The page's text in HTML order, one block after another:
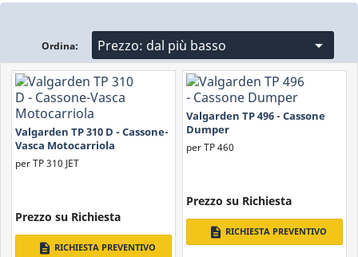
Ordina: Prezzo: dal più basso 
Valgarden TP 310 D - Cassone-
Vasca Motocarriola
per TP 310 JET
Prezzo su Richiesta
description RICHIESTA PREVENTIVO
Valgarden TP 496 - Cassone
Dumper
per TP 460
Prezzo su Richiesta
description RICHIESTA PREVENTIVO